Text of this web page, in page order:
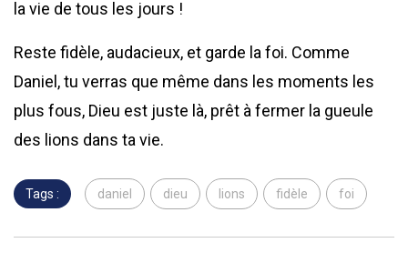
la vie de tous les jours !
Reste fidèle, audacieux, et garde la foi. Comme
Daniel, tu verras que même dans les moments les
plus fous, Dieu est juste là, prêt à fermer la gueule
des lions dans ta vie.
Tags : daniel dieu lions fidèle foi